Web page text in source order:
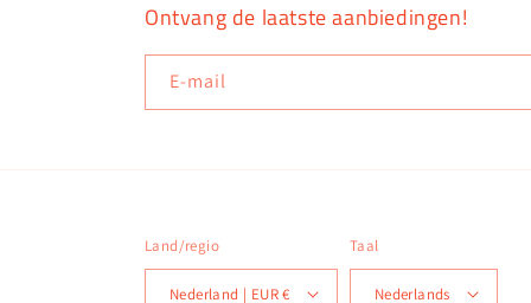
Ontvang de laatste aanbiedingen!
E‑mail
Land/regio
Nederland | EUR €
Taal
Nederlands